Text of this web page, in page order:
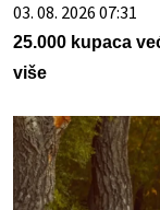
03. 08. 2026 07:31
25.000 kupaca
više